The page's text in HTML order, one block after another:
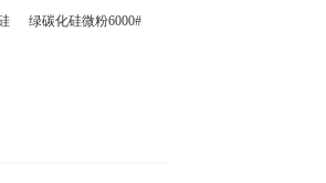
绿碳化硅微粉6000#